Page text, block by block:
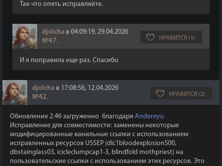
Так что опять исправляйте.
djolcha в 04:09:19, 29.04.2026
№47, НРАВИТСЯ (1)
И я поправила еще раз. Спасибо
djolcha в 17:08:56, 12.04.2026
№42, НРАВИТСЯ (2)
Обновление 2.46 загруженно благодаря Andereyu
Исправление для совместимости: заменены некоторые
модифицированные ванильные ссылки с использованием
исправленных ресурсов USSEP (dlc1bloodexplosion500,
dbstainglass03, icicleclumpcap1-3, blindfold mothpriest) на
пользовательские ссылки с использованием этих ресурсов. Это